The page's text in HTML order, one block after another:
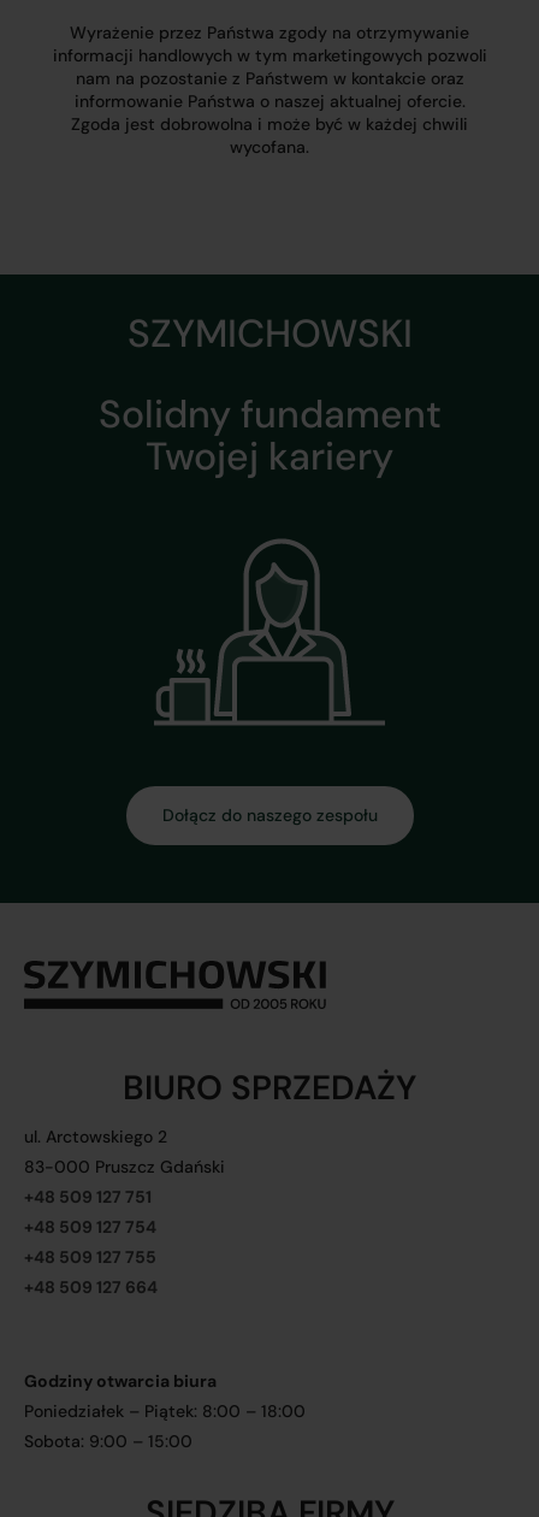
Wyrażenie przez Państwa zgody na otrzymywanie
informacji handlowych w tym marketingowych pozwoli
nam na pozostanie z Państwem w kontakcie oraz
informowanie Państwa o naszej aktualnej ofercie.
Zgoda jest dobrowolna i może być w każdej chwili
wycofana.
BIURO SPRZEDAŻY
ul. Arctowskiego 2
83-000 Pruszcz Gdański
+48 509 127 751
+48 509 127 754
+48 509 127 755
+48 509 127 664
Godziny otwarcia biura
Poniedziałek – Piątek: 8:00 – 18:00
Sobota: 9:00 – 15:00
SZYMICHOWSKI
Solidny fundament
Twojej kariery
Dołącz do naszego zespołu